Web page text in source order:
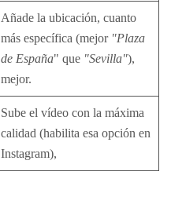
Añade la ubicación, cuanto
más específica (mejor "Plaza
de España" que "Sevilla"),
mejor.
Sube el vídeo con la máxima
calidad (habilita esa opción en
Instagram),